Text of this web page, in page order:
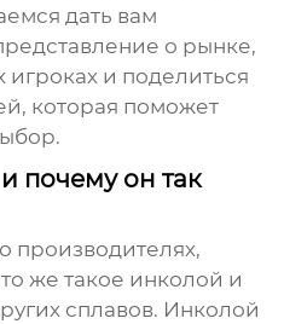
дать вам
о рынке,
игроках и поделиться
которая поможет
почему он так
производителях,
же такое инколой и
сплавов. Инколой